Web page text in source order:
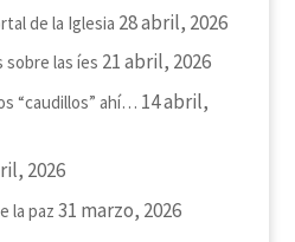
de la Iglesia 28 abril, 2026
sobre las íes 21 abril, 2026
“caudillos” ahí… 14 abril,
2026
la paz 31 marzo, 2026